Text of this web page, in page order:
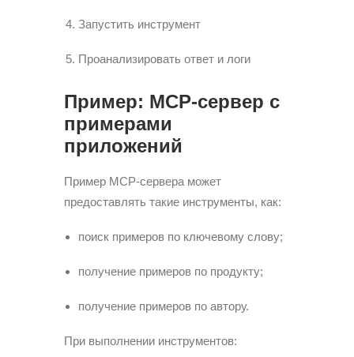
Запустить инструмент
Проанализировать ответ и логи
Пример: MCP-сервер с
примерами
приложений
Пример MCP-сервера может
предоставлять такие инструменты, как:
поиск примеров по ключевому слову;
получение примеров по продукту;
получение примеров по автору.
При выполнении инструментов: